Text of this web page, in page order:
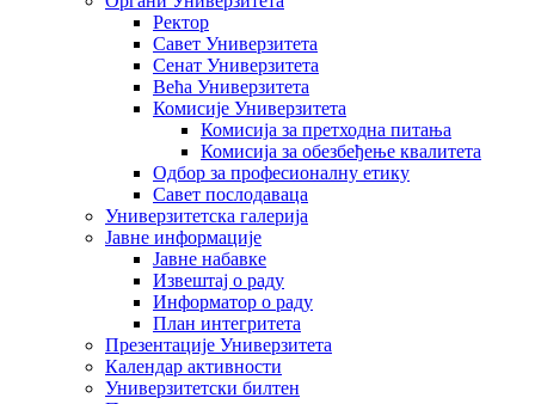
Ректор
Савет Универзитета
Сенат Универзитета
Већа Универзитета
Комисије Универзитета
Комисија за претходна питања
Комисија за обезбеђење квалитета
Одбор за професионалну етику
Савет послодаваца
Универзитетска галерија
Јавне информације
Јавне набавке
Извештај о раду
Информатор о раду
План интегритета
Презентације Универзитета
Календар активности
Универзитетски билтен